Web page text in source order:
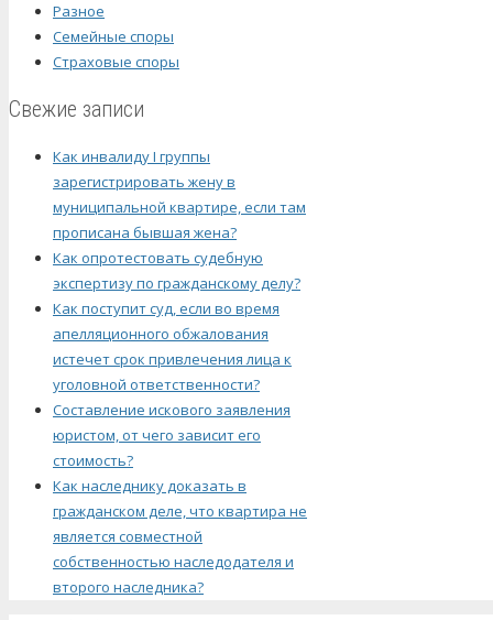
Разное
Семейные споры
Страховые споры
Свежие записи
Как инвалиду I группы
зарегистрировать жену в
муниципальной квартире, если там
прописана бывшая жена?
Как опротестовать судебную
экспертизу по гражданскому делу?
Как поступит суд, если во время
апелляционного обжалования
истечет срок привлечения лица к
уголовной ответственности?
Составление искового заявления
юристом, от чего зависит его
стоимость?
Как наследнику доказать в
гражданском деле, что квартира не
является совместной
собственностью наследодателя и
второго наследника?